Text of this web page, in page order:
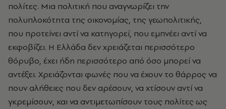
πολίτες. Μια πολιτική που αναγνωρίζει την
πολυπλοκότητα της οικονομίας, της γεωπολιτικής,
που προτείνει αντί να κατηγορεί, που εμπνέει αντί να
εκφοβίζει. Η Ελλάδα δεν χρειάζεται περισσότερο
θόρυβο, έχει ήδη περισσότερο από όσο μπορεί να
αντέξει. Χρειάζονται φωνές που να έχουν το θάρρος να
πουν αλήθειες που δεν αρέσουν, να χτίσουν αντί να
γκρεμίσουν, και να αντιμετωπίσουν τους πολίτες ως